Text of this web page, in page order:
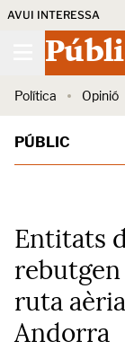
AVUI INTERESSA
Política Opinió
PÚBLIC
Entitats
ruta
Andorra